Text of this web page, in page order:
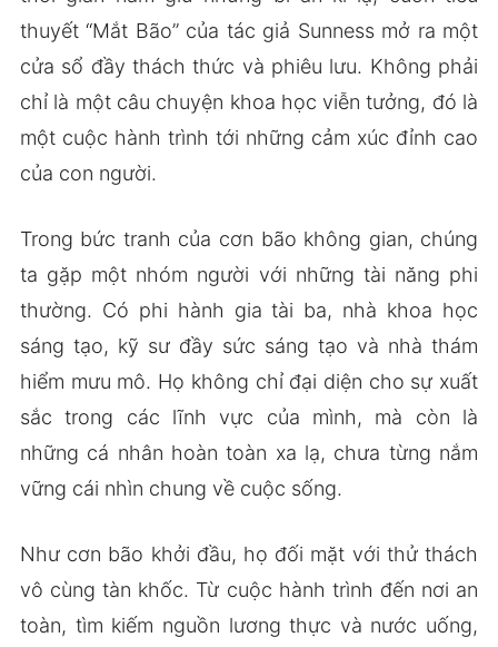
thuyết “Mắt Bão” của tác giả Sunness mở ra một
cửa sổ đầy thách thức và phiêu lưu. Không phải
chỉ là một câu chuyện khoa học viễn tưởng, đó là
một cuộc hành trình tới những cảm xúc đỉnh cao
của con người.
Trong bức tranh của cơn bão không gian, chúng
ta gặp một nhóm người với những tài năng phi
thường. Có phi hành gia tài ba, nhà khoa học
sáng tạo, kỹ sư đầy sức sáng tạo và nhà thám
hiểm mưu mô. Họ không chỉ đại diện cho sự xuất
sắc trong các lĩnh vực của mình, mà còn là
những cá nhân hoàn toàn xa lạ, chưa từng nắm
vững cái nhìn chung về cuộc sống.
Như cơn bão khởi đầu, họ đối mặt với thử thách
vô cùng tàn khốc. Từ cuộc hành trình đến nơi an
toàn, tìm kiếm nguồn lương thực và nước uống,